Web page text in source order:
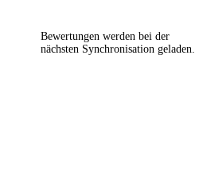
Bewertungen werden bei der
nächsten Synchronisation geladen.